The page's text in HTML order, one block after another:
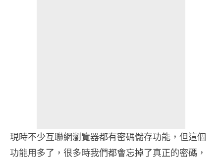
現時不少互聯網瀏覽器都有密碼儲存功能，但這個
功能用多了，很多時我們都會忘掉了真正的密碼，